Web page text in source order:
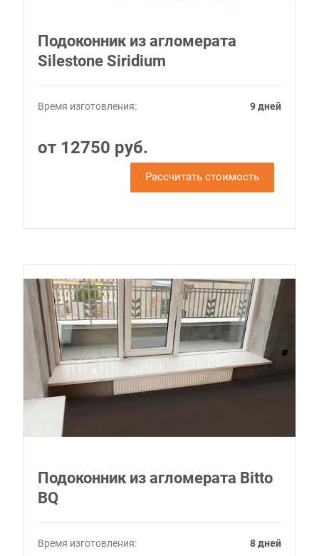
Подоконник из агломерата
Silestone Siridium
Время изготовления: 9 дней
от 12750 руб.
Рассчитать стоимость
Подоконник из агломерата Bitto
BQ
Время изготовления: 8 дней